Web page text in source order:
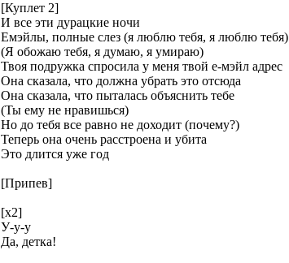
[Куплет 2]
И все эти дурацкие ночи
Емэйлы, полные слез (я люблю тебя, я люблю тебя)
(Я обожаю тебя, я думаю, я умираю)
Твоя подружка спросила у меня твой е-мэйл адрес
Она сказала, что должна убрать это отсюда
Она сказала, что пыталась объяснить тебе
(Ты ему не нравишься)
Но до тебя все равно не доходит (почему?)
Теперь она очень расстроена и убита
Это длится уже год
[Припев]
[x2]
У-у-у
Да, детка!